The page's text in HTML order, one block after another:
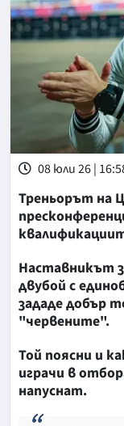
08 юли 26 |
Треньорът на
Наставникът
двубой с
зададе добър
"червените".
Той поясни и
играчи в
напуснат.